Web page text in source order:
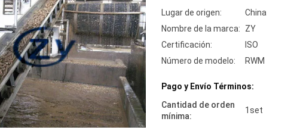
Lugar de origen:
China
Nombre de la marca:
ZY
Certificación:
ISO
Número de modelo:
RWM
Pago y Envío Términos:
Cantidad de orden
mínima:
1set